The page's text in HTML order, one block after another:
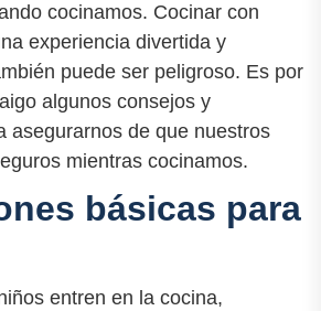
cocinamos. Cocinar con
experiencia divertida y
puede ser peligroso. Es por
algunos consejos y
asegurarnos de que nuestros
mientras cocinamos.
básicas para
entren en la cocina,